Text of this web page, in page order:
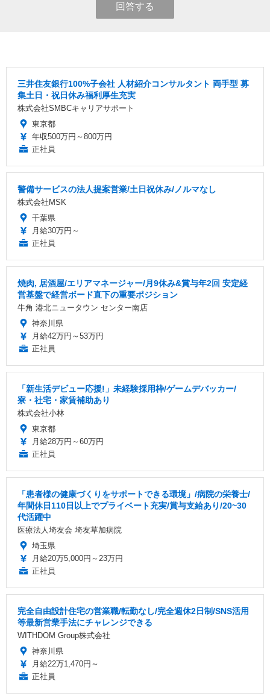
回答する
三井住友銀行100%子会社 人材紹介コンサルタント 両手型 募
集土日・祝日休み福利厚生充実
株式会社SMBCキャリアサポート
東京都
年収500万円～800万円
正社員
警備サービスの法人提案営業/土日祝休み/ノルマなし
株式会社MSK
千葉県
月給30万円～
正社員
焼肉, 居酒屋/エリアマネージャー/月9休み&賞与年2回 安定経
営基盤で経営ボード直下の重要ポジション
牛角 港北ニュータウン センター南店
神奈川県
月給42万円～53万円
正社員
「新生活デビュー応援!」未経験採用枠/ゲームデバッカー/
寮・社宅・家賃補助あり
株式会社小林
東京都
月給28万円～60万円
正社員
「患者様の健康づくりをサポートできる環境」/病院の栄養士/
年間休日110日以上でプライベート充実/賞与支給あり/20~30
代活躍中
医療法人埼友会 埼友草加病院
埼玉県
月給20万5,000円～23万円
正社員
完全自由設計住宅の営業職/転勤なし/完全週休2日制/SNS活用
等最新営業手法にチャレンジできる
WITHDOM Group株式会社
神奈川県
月給22万1,470円～
正社員